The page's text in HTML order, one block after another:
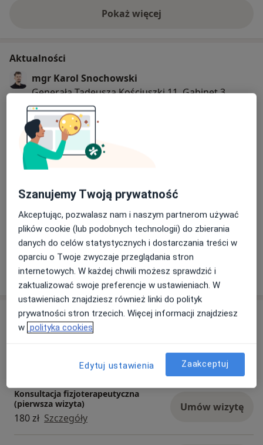
Pokaż więcejo doświadczeniu
Aktualności
mgr Karol Snochowski
Generała Tadeusza Kościuszki 11, Gabinet 3
/Piętro 1, 25-310 Kielce
Proszę wchodzić wejściem przez przychodnie,
które znajduje się od strony bramy parkingowej.
Gabinet nr 3 znajduje się na I piętrze.
08/12/2025
Usługi i ceny
Szczegóły
Umów wizytę
Konsultacja fizjoterapeutyczna
(pierwsza wizyta)
180 zł Szczegóły
Umów wizytę
Szanujemy Twoją prywatność
Akceptując, pozwalasz nam i naszym partnerom używać
plików cookie (lub podobnych technologii) do zbierania
danych do celów statystycznych i dostarczania treści w
oparciu o Twoje zwyczaje przeglądania stron
internetowych. W każdej chwili możesz sprawdzić i
zaktualizować swoje preferencje w ustawieniach. W
ustawieniach znajdziesz również linki do polityk
prywatności stron trzecich. Więcej informacji znajdziesz
w polityka cookies
Edytuj ustawienia Zaakceptuj